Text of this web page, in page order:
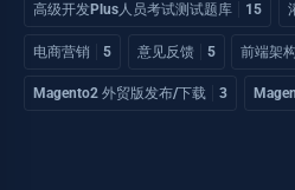
高级开发Plus人员考试测试题库 15
电商营销 5 意见反馈 5 前端架构
Magento2 外贸版发布/下载 3